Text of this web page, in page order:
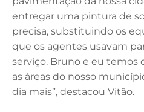
entregar uma pintura de
precisa, substituindo os
que os agentes usavam
serviço. Bruno e eu temos
as áreas do nosso
dia mais”, destacou Vitão.